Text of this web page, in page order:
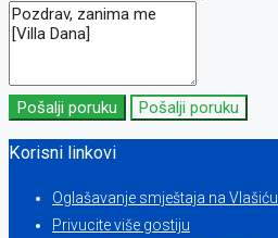
Pošalji poruku Pošalji poruku
Korisni linkovi
Oglašavanje smještaja na Vlašiću
Privucite više gostiju